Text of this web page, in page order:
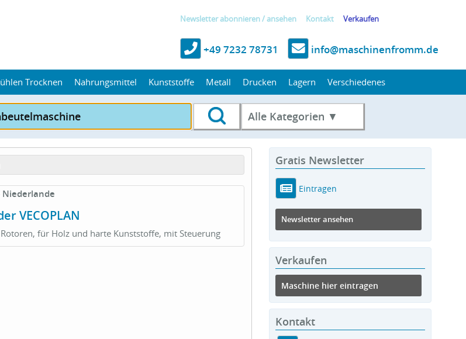
Newsletterabonnieren/ansehen Kontakt Verkaufen
+49 7232 78731 info@maschinenfromm.de
Trocknen Nahrungsmittel Kunststoffe Metall Drucken Lagern Verschiedenes
Alle Kategorien ▼
Niederlande
VECOPLAN
für Holz und harte Kunststoffe, mit Steuerung
Gratis Newsletter
Eintragen
Newsletter ansehen
Verkaufen
Maschine hier eintragen
Kontakt